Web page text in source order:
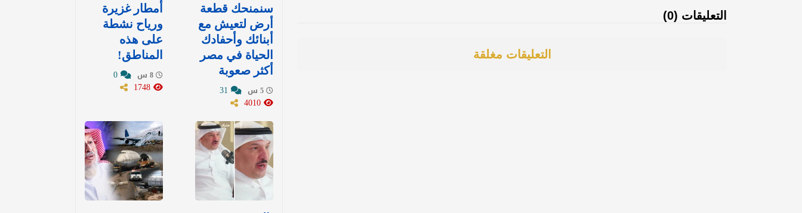
التعليقات (0)
التعليقات مغلقة
سنمنحك قطعة
أرض لتعيش مع
أبنائك وأحفادك
الحياة في مصر
أكثر صعوبة
أمطار غزيرة
ورياح نشطة
على هذه
المناطق!